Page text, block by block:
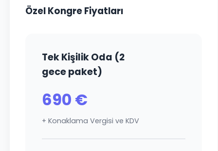
Özel Kongre Fiyatları
Tek Kişilik Oda (2
gece paket)
690 €
+ Konaklama Vergisi ve KDV